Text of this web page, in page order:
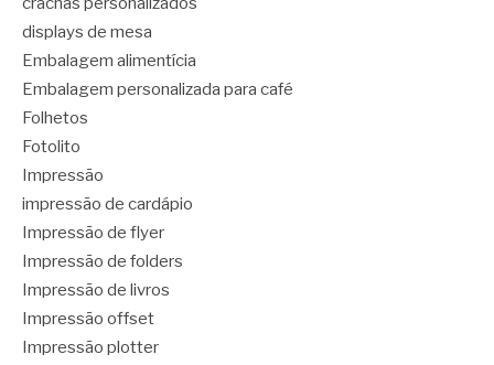
displays de mesa
Embalagem alimentícia
Embalagem personalizada para café
Folhetos
Fotolito
Impressão
impressão de cardápio
Impressão de flyer
Impressão de folders
Impressão de livros
Impressão offset
Impressão plotter